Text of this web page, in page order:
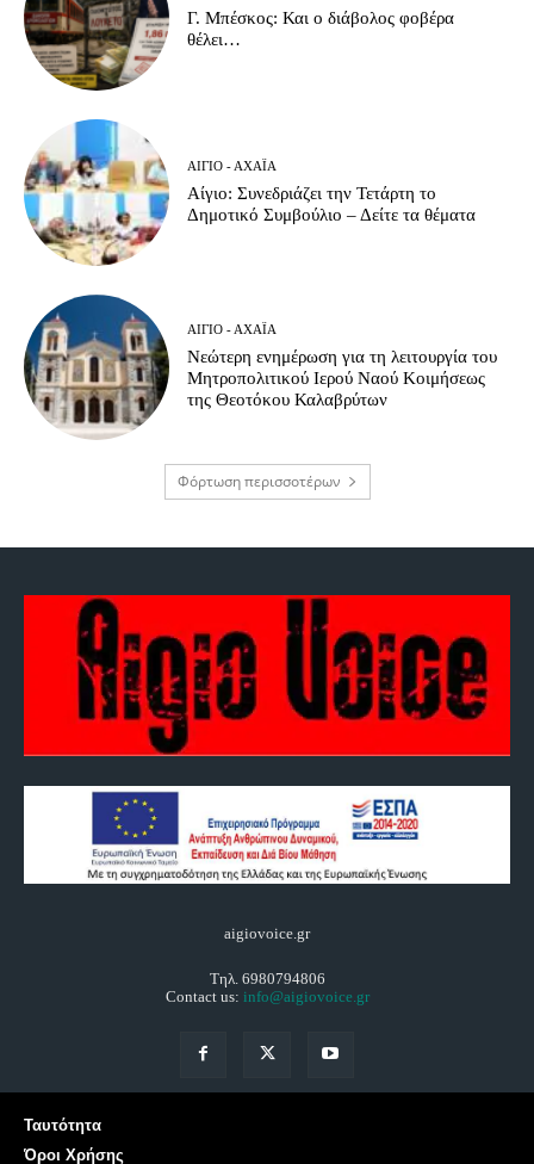
Γ. Μπέσκος: Και ο διάβολος φοβέρα
θέλει…
ΑΊΓΙΟ - ΑΧΑΪ́Α
Αίγιο: Συνεδριάζει την Τετάρτη το
Δημοτικό Συμβούλιο – Δείτε τα θέματα
ΑΊΓΙΟ - ΑΧΑΪ́Α
Νεώτερη ενημέρωση για τη λειτουργία του
Μητροπολιτικού Ιερού Ναού Κοιμήσεως
της Θεοτόκου Καλαβρύτων
Φόρτωση περισσοτέρων
aigiovoice.gr
Τηλ. 6980794806
Contact us: info@aigiovoice.gr
Ταυτότητα
Όροι Χρήσης